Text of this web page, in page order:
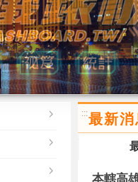
:::最新消
本轄高